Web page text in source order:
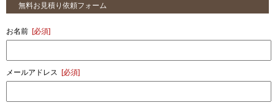
無料お見積り依頼フォーム
お名前 [必須]
メールアドレス [必須]